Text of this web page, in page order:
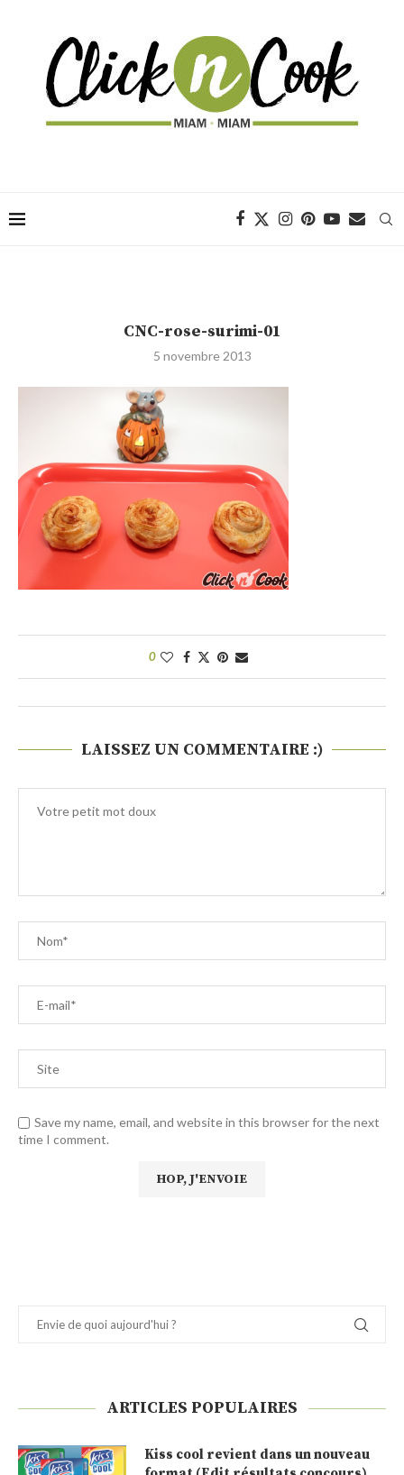
CNC-rose-surimi-01
5 novembre 2013
0
LAISSEZ UN COMMENTAIRE :)
Save my name, email, and website in this browser for the next
time I comment.
ARTICLES POPULAIRES
Kiss cool revient dans un nouveau